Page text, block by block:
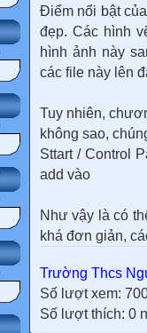
Điểm nổi bật
đẹp. Các hình
hình ảnh này
các file này lên
Tuy nhiên,
không sao,
Sttart / Control
add vào
Như vậy là có
khá đơn giản,
Trường Thcs
Số lượt xem:
Số lượt thích: 0